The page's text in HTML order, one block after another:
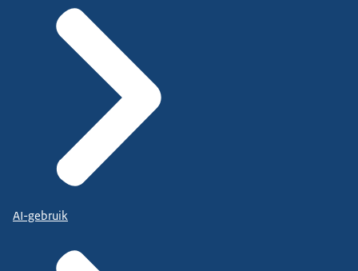
AI-gebruik